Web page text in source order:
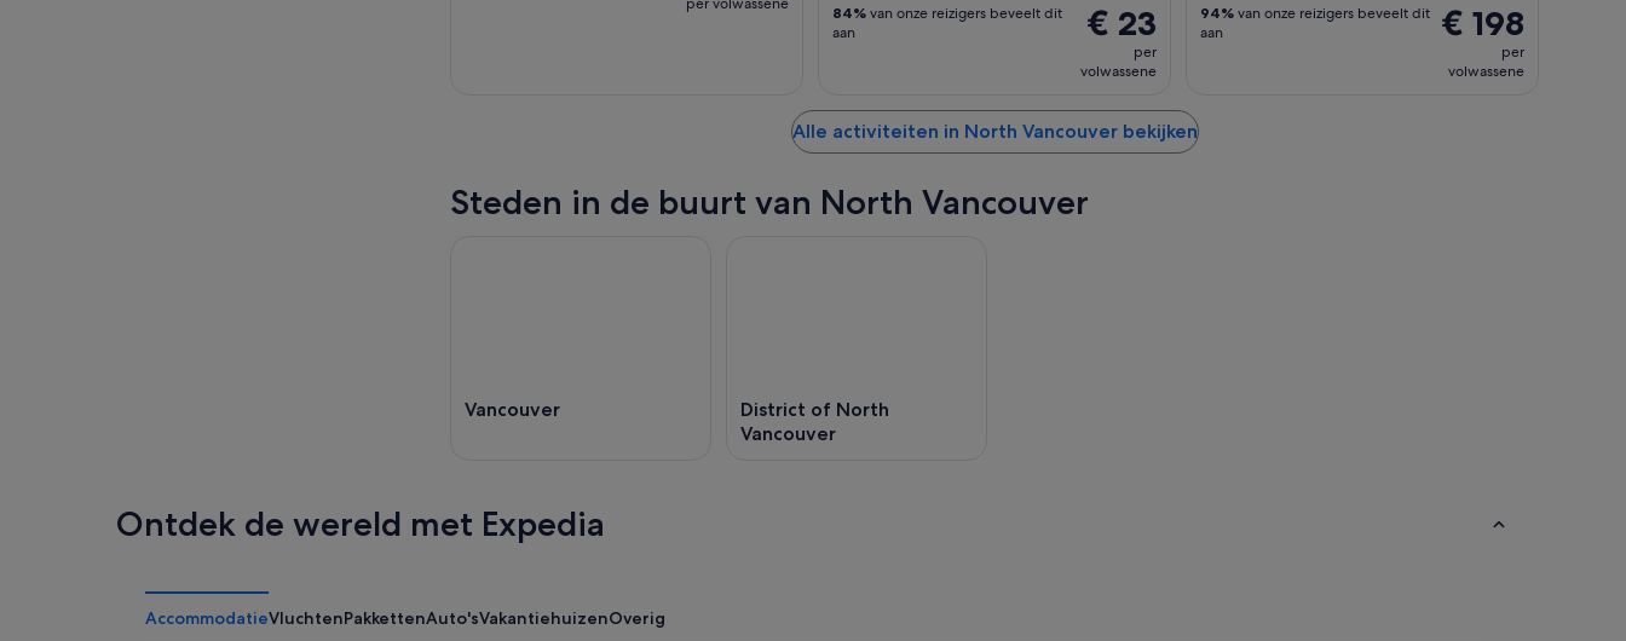
per volwassene € 23
per
volwassene
84% van onze reizigers beveelt dit
aan
€ 198
per
volwassene
94% van onze reizigers beveelt dit
aan
Alle activiteiten in North Vancouver bekijken
Steden in de buurt van North Vancouver
Vancouver
District of North
Vancouver
Ontdek de wereld met Expedia
AccommodatieVluchtenPakkettenAuto'sVakantiehuizenOverig